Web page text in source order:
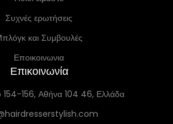
Συχνές ερωτήσεις
και Συμβουλές
Εποικοινωνια
Επικοινωνία
154-156, Αθήνα 104 46, Ελλάδα